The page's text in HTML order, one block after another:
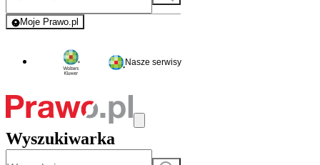
Moje Prawo.pl
- rejestracja i logowanie do serwisu
Nasze serwisy
Wyszukiwarka